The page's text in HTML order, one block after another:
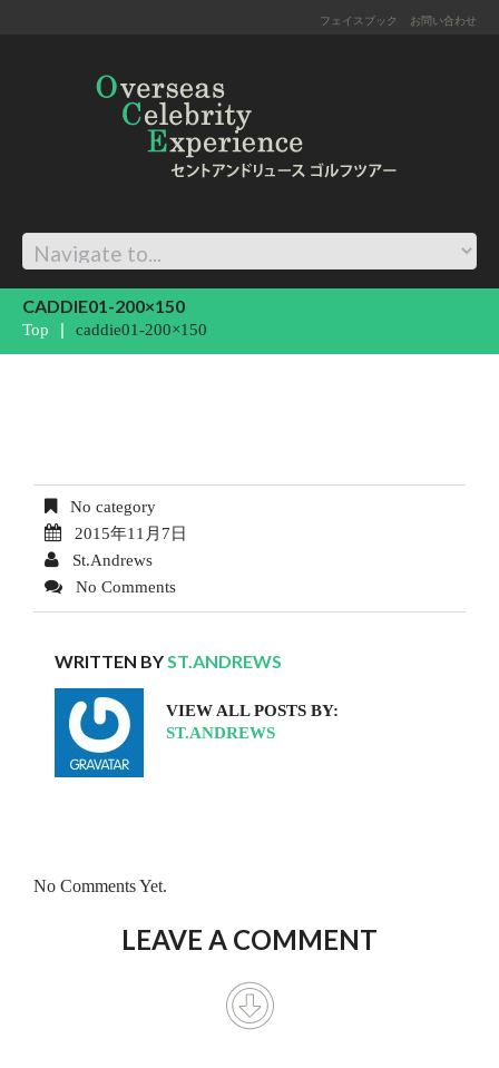
フェイスブック お問い合わせ
CADDIE01-200×150
Top caddie01-200×150
No category
2015年11月7日
St.Andrews
No Comments
WRITTEN BYST.ANDREWS
VIEW ALL POSTS BY:
ST.ANDREWS
No Comments Yet.
LEAVE A COMMENT